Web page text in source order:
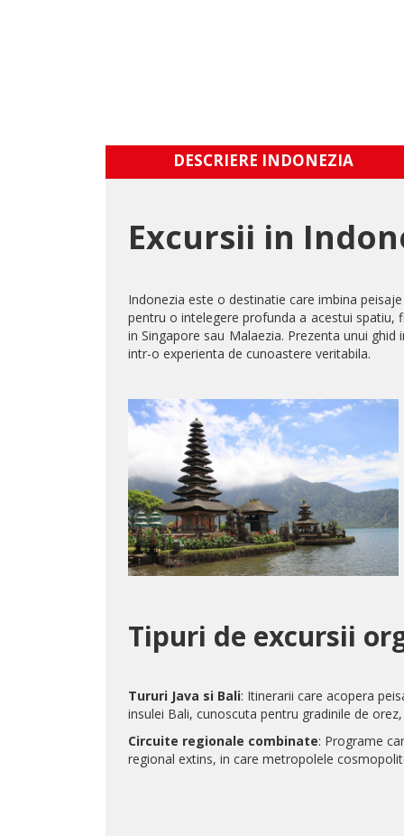
DESCRIERE INDONEZIA
Excursii in
Indonezia este o destinatie care imbina
pentru o intelegere profunda a acestui spatiu,
in Singapore sau Malaezia. Prezenta unui
intr-o experienta de cunoastere veritabila.
Tipuri de excursii
Tururi Java si Bali: Itinerarii care acopera
insulei Bali, cunoscuta pentru gradinile de
Circuite regionale combinate: Programe
regional extins, in care metropolele